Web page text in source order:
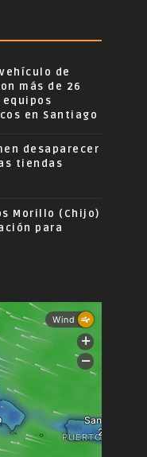
vehículo de
más de 26
en Santiago
desaparecer
tiendas
Morillo (Chijo)
para